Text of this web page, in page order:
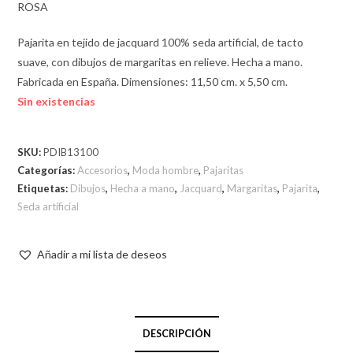
ROSA
Pajarita en tejido de jacquard 100% seda artificial, de tacto
suave, con dibujos de margaritas en relieve. Hecha a mano.
Fabricada en España. Dimensiones: 11,50 cm. x 5,50 cm.
Sin existencias
SKU:PDIB13100
Categorías:Accesorios, Moda hombre, Pajaritas
Etiquetas: Dibujos, Hecha a mano, Jacquard, Margaritas, Pajarita,
Seda artificial
Añadir a mi lista de deseos
DESCRIPCIÓN